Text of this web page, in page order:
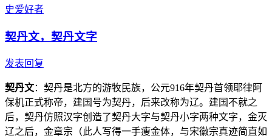
史爱好者
契丹文，契丹文字
发表回复
契丹文：契丹是北方的游牧民族，公元916年契丹首领耶律阿
保机正式称帝，建国号为契丹，后来改称为辽。建国不就之
后，契丹仿照汉字创造了契丹大字与契丹小字两种文字，金灭
辽之后，金章宗（此人写得一手瘦金体，与宋徽宗真迹简直如